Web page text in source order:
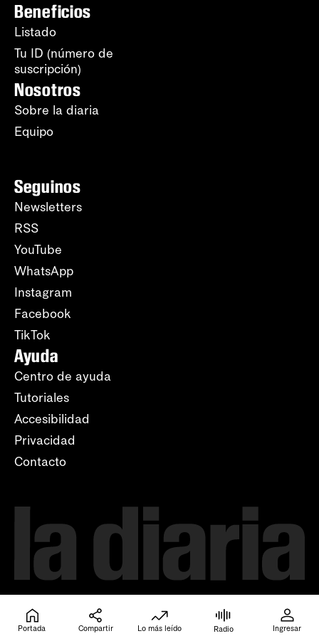
Beneficios
Listado
Tu ID (número de
suscripción)
Nosotros
Sobre la diaria
Equipo
Seguinos
Newsletters
RSS
YouTube
WhatsApp
Instagram
Facebook
TikTok
Ayuda
Centro de ayuda
Tutoriales
Accesibilidad
Privacidad
Contacto
Portada Compartir Lo más leído Radio Ingresar